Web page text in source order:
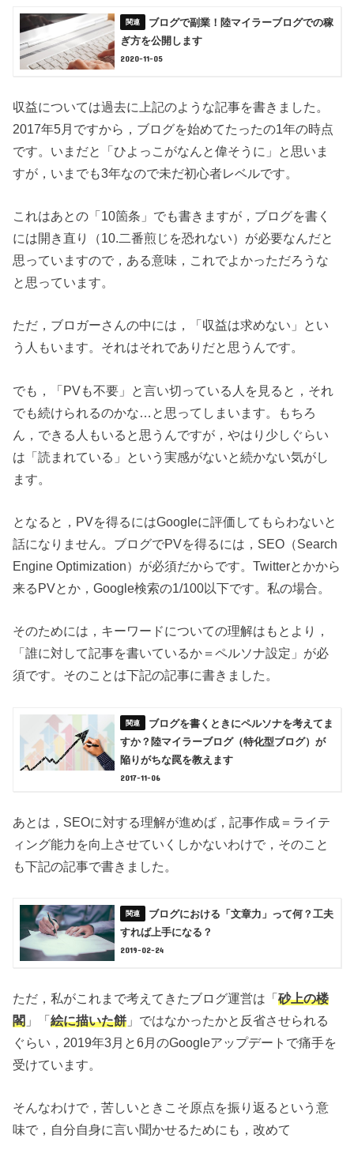
ブログで副業！陸マイラーブログでの稼
ぎ方を公開します
2020-11-05
収益については過去に上記のような記事を書きました。
2017年5月ですから，ブログを始めてたったの1年の時点
です。いまだと「ひよっこがなんと偉そうに」と思いま
すが，いまでも3年なので未だ初心者レベルです。
これはあとの「10箇条」でも書きますが，ブログを書く
には開き直り（10.二番煎じを恐れない）が必要なんだと
思っていますので，ある意味，これでよかっただろうな
と思っています。
ただ，ブロガーさんの中には，「収益は求めない」とい
う人もいます。それはそれでありだと思うんです。
でも，「PVも不要」と言い切っている人を見ると，それ
でも続けられるのかな…と思ってしまいます。もちろ
ん，できる人もいると思うんですが，やはり少しぐらい
は「読まれている」という実感がないと続かない気がし
ます。
となると，PVを得るにはGoogleに評価してもらわないと
話になりません。ブログでPVを得るには，SEO（Search
Engine Optimization）が必須だからです。Twitterとかから
来るPVとか，Google検索の1/100以下です。私の場合。
そのためには，キーワードについての理解はもとより，
「誰に対して記事を書いているか＝ペルソナ設定」が必
須です。そのことは下記の記事に書きました。
ブログを書くときにペルソナを考えてま
すか？陸マイラーブログ（特化型ブログ）が
陥りがちな罠を教えます
2017-11-06
あとは，SEOに対する理解が進めば，記事作成＝ライテ
ィング能力を向上させていくしかないわけで，そのこと
も下記の記事で書きました。
ブログにおける「文章力」って何？工夫
すれば上手になる？
2019-02-24
ただ，私がこれまで考えてきたブログ運営は「砂上の楼
閣 」「絵に描いた餅 」ではなかったかと反省させられる
ぐらい，2019年3月と6月のGoogleアップデートで痛手を
受けています。
そんなわけで，苦しいときこそ原点を振り返るという意
味で，自分自身に言い聞かせるためにも，改めて